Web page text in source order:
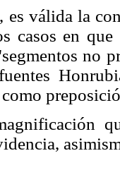
es válida la
casos en que
no